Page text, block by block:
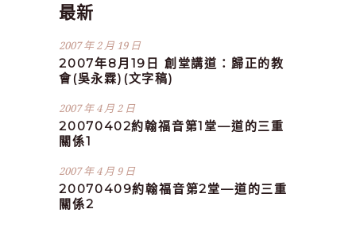
最新
2007 年 2 月 19 日
2007年8月19日 創堂講道：歸正的教
會(吳永霖)(文字稿)
2007 年 4 月 2 日
20070402約翰福音第1堂—道的三重
關係1
2007 年 4 月 9 日
20070409約翰福音第2堂—道的三重
關係2